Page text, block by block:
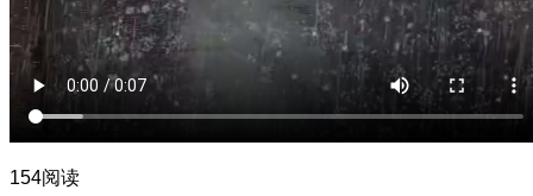
154阅读